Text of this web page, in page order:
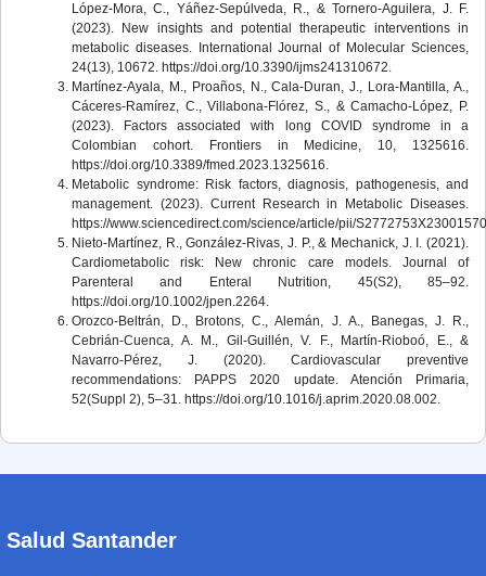
López-Mora, C., Yáñez-Sepúlveda, R., & Tornero-Aguilera, J. F.
(2023). New insights and potential therapeutic interventions in
metabolic diseases. International Journal of Molecular Sciences,
24(13), 10672. https://doi.org/10.3390/ijms241310672.
Martínez-Ayala, M., Proaños, N., Cala-Duran, J., Lora-Mantilla, A.,
Cáceres-Ramírez, C., Villabona-Flórez, S., & Camacho-López, P.
(2023). Factors associated with long COVID syndrome in a
Colombian cohort. Frontiers in Medicine, 10, 1325616.
https://doi.org/10.3389/fmed.2023.1325616.
Metabolic syndrome: Risk factors, diagnosis, pathogenesis, and
management. (2023). Current Research in Metabolic Diseases.
https://www.sciencedirect.com/science/article/pii/
Nieto-Martínez, R., González-Rivas, J. P., & Mechanick, J. I. (2021).
Cardiometabolic risk: New chronic care models. Journal of
Parenteral and Enteral Nutrition, 45(S2), 85–92.
https://doi.org/10.1002/jpen.2264.
Orozco-Beltrán, D., Brotons, C., Alemán, J. A., Banegas, J. R.,
Cebrián-Cuenca, A. M., Gil-Guillén, V. F., Martín-Rioboó, E., &
Navarro-Pérez, J. (2020). Cardiovascular preventive
recommendations: PAPPS 2020 update. Atención Primaria,
52(Suppl 2), 5–31. https://doi.org/10.1016/j.aprim.2020.08.002.
Salud Santander